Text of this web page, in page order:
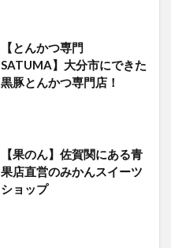
【とんかつ専門
SATUMA】大分市にできた
黒豚とんかつ専門店！
【果のん】佐賀関にある青
果店直営のみかんスイーツ
ショップ